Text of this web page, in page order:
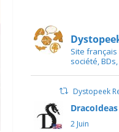
Site
société,
Dystopeek
2 Juin